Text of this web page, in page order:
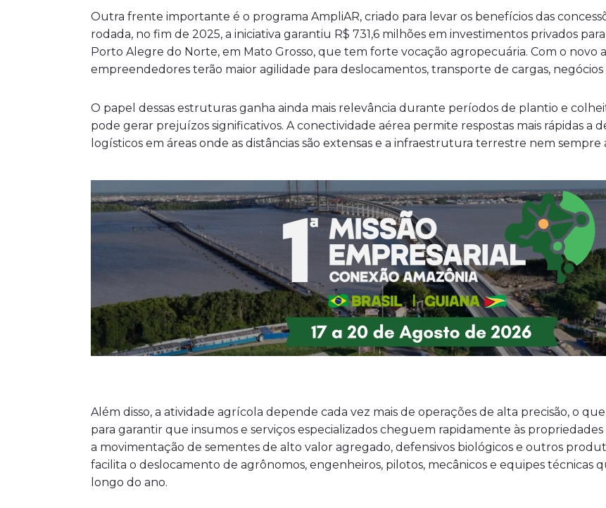
Outra frente importante é o programa AmpliAR, criado para levar os benefícios das
rodada, no fim de 2025, a iniciativa garantiu R$ 731,6 milhões em investimentos privados
Porto Alegre do Norte, em Mato Grosso, que tem forte vocação agropecuária. Com o
empreendedores terão maior agilidade para deslocamentos, transporte de cargas,
O papel dessas estruturas ganha ainda mais relevância durante períodos de plantio e
pode gerar prejuízos significativos. A conectividade aérea permite respostas mais rápidas a
logísticos em áreas onde as distâncias são extensas e a infraestrutura terrestre nem
Além disso, a atividade agrícola depende cada vez mais de operações de alta precisão, o
para garantir que insumos e serviços especializados cheguem rapidamente às
a movimentação de sementes de alto valor agregado, defensivos biológicos e outros
facilita o deslocamento de agrônomos, engenheiros, pilotos, mecânicos e equipes
longo do ano.